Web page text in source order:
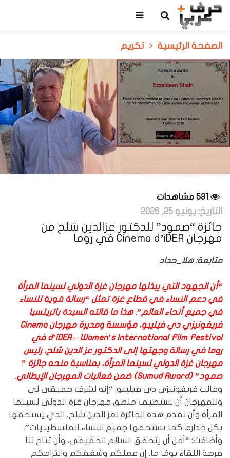
الصفحة الرئيسية تكريم
التاريخ: يونيو 25, 2026
جائزة “صمود” للدكتور عزالدين شلح من
مهرجان Cinema d’iDEA في روما
متابعة: هلا_حداد
“أن الجهود التي يبذلها مهرجان غزة الدولي لسينما المرأة
في دعم النساء في قطاع غزة تمثل “رسالة قوية للنساء
في جميع أنحاء العالم”. هذا ما قالته السيدة باتريتسيا
فريغونيزي دي فيليبو، مؤسسة ومديرة مهرجان Cinema
d’iDEA – Women’s International Film Festival في
روما فيرسالة وجهتها إلى الدكتور عز الدين شلح، رئيس
مهرجان غزة الدولي لسينما المرأة، بمناسبة منحه جائزة ”
صمود” (Sumud Award) ضمن فعاليات المهرجان الإيطالي.
وقالت فريغونيزي دي فيليبو: “إنه لشرف حقيقي لي
وللمهرجان أن نستضيف ملصق مهرجان غزة الدولي لسينما
المرأة وأن نقدم هذه الجائزة لعز الدين شلح، الذي يستحقها
بكل جدارة، كما تستحقها جميع النساء الفلسطينيات”.
وأضافت: “آمل أن يتحقق السلام الحقيقي، وأن تتاح لنا
فرصة اللقاء يومًا ما. إن عملكم وشغفكم والتزامكم